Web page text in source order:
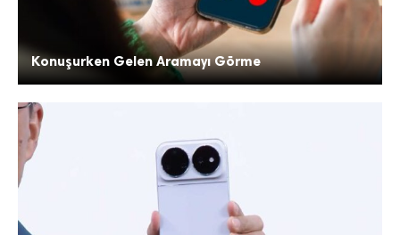
Konuşurken Gelen Aramayı Görme